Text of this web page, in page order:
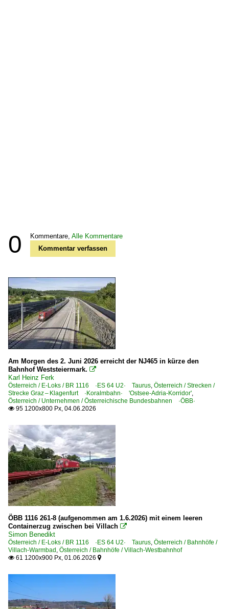
0 Kommentare, Alle Kommentare
Kommentar verfassen
Am Morgen des 2. Juni 2026 erreicht der NJ465 in kürze den
Bahnhof Weststeiermark. 
Karl Heinz Ferk
Österreich / E-Loks / BR 1116 ·ES 64 U2· Taurus, Österreich / Strecken /
Strecke Graz – Klagenfurt ·Koralmbahn· 'Ostsee-Adria-Korridor',
Österreich / Unternehmen / Österreichische Bundesbahnen ·ÖBB·
 95 1200x800 Px, 04.06.2026
ÖBB 1116 261-8 (aufgenommen am 1.6.2026) mit einem leeren
Containerzug zwischen bei Villach 
Simon Benedikt
Österreich / E-Loks / BR 1116 ·ES 64 U2· Taurus, Österreich / Bahnhöfe /
Villach-Warmbad, Österreich / Bahnhöfe / Villach-Westbahnhof
 61 1200x900 Px, 01.06.2026 